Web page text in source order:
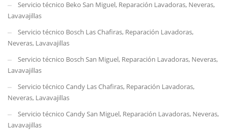
Servicio técnico Beko San Miguel, Reparación Lavadoras, Neveras,
Lavavajillas
Servicio técnico Bosch Las Chafiras, Reparación Lavadoras,
Neveras, Lavavajillas
Servicio técnico Bosch San Miguel, Reparación Lavadoras, Neveras,
Lavavajillas
Servicio técnico Candy Las Chafiras, Reparación Lavadoras,
Neveras, Lavavajillas
Servicio técnico Candy San Miguel, Reparación Lavadoras, Neveras,
Lavavajillas